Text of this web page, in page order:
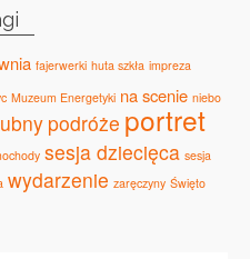
fajerwerki huta szkła impreza
Muzeum Energetyki na scenie niebo
podróże portret
sesja dziecięca sesja
wydarzenie zaręczyny Święto